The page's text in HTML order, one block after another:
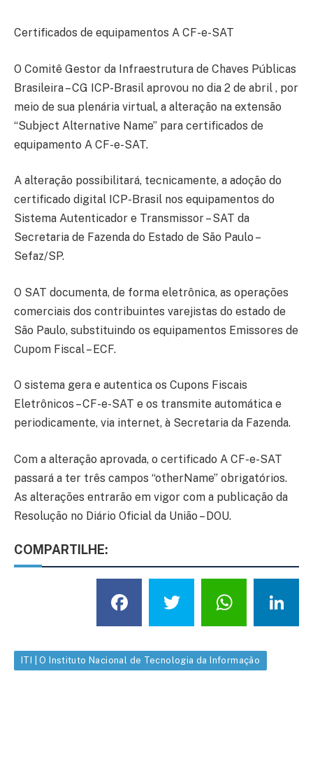
Certificados de equipamentos A CF-e-SAT
O Comitê Gestor da Infraestrutura de Chaves Públicas
Brasileira – CG ICP-Brasil aprovou no dia 2 de abril , por
meio de sua plenária virtual, a alteração na extensão
“Subject Alternative Name” para certificados de
equipamento A CF-e-SAT.
A alteração possibilitará, tecnicamente, a adoção do
certificado digital ICP-Brasil nos equipamentos do
Sistema Autenticador e Transmissor – SAT da
Secretaria de Fazenda do Estado de São Paulo –
Sefaz/SP.
O SAT documenta, de forma eletrônica, as operações
comerciais dos contribuintes varejistas do estado de
São Paulo, substituindo os equipamentos Emissores de
Cupom Fiscal – ECF.
O sistema gera e autentica os Cupons Fiscais
Eletrônicos – CF-e-SAT e os transmite automática e
periodicamente, via internet, à Secretaria da Fazenda.
Com a alteração aprovada, o certificado A CF-e-SAT
passará a ter três campos “otherName” obrigatórios.
As alterações entrarão em vigor com a publicação da
Resolução no Diário Oficial da União – DOU.
COMPARTILHE:
Facebook
Twitter
ITI | O Instituto Nacional de Tecnologia da Informação